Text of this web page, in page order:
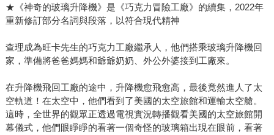
★《神奇的玻璃升降機》是《巧克力冒險工廠》的續集，2022年
重新修訂部分名詞與段落，以符合現代精神
查理成為旺卡先生的巧克力工廠繼承人，他們搭乘玻璃升降機回
家，準備將爸爸媽媽和爺爺奶奶、外公外婆接到工廠來。
在升降機飛回工廠的途中，升降機愈飛愈高，最後竟然進人了太
空軌道！在太空中，他們看到了美國的太空旅館和運輸太空艙。
這時，全世界的觀眾正透過電視實況轉播觀看美國的太空旅館開
幕儀式，他們眼睜睜的看著一個奇怪的玻璃箱出現在眼前，看著